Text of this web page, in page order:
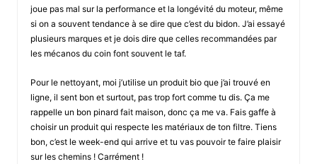
joue pas mal sur la performance et la longévité du moteur, même
si on a souvent tendance à se dire que c’est du bidon. J’ai essayé
plusieurs marques et je dois dire que celles recommandées par
les mécanos du coin font souvent le taf.
Pour le nettoyant, moi j’utilise un produit bio que j’ai trouvé en
ligne, il sent bon et surtout, pas trop fort comme tu dis. Ça me
rappelle un bon pinard fait maison, donc ça me va. Fais gaffe à
choisir un produit qui respecte les matériaux de ton filtre. Tiens
bon, c’est le week-end qui arrive et tu vas pouvoir te faire plaisir
sur les chemins ! Carrément !